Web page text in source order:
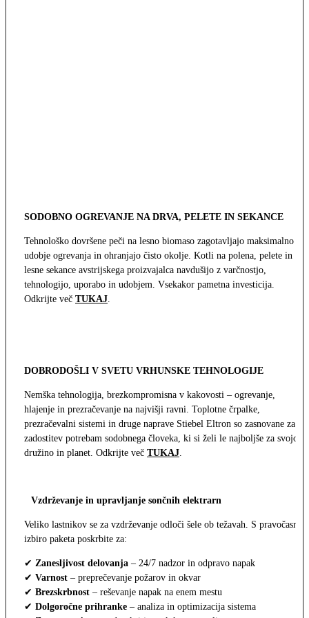
SODOBNO OGREVANJE NA DRVA, PELETE IN SEKANCE
Tehnološko dovršene peči na lesno biomaso zagotavljajo maksimalno
udobje ogrevanja in ohranjajo čisto okolje. Kotli na polena, pelete in
lesne sekance avstrijskega proizvajalca navdušijo z varčnostjo,
tehnologijo, uporabo in udobjem. Vsekakor pametna investicija.
Odkrijte več TUKAJ
DOBRODOŠLI V SVETU VRHUNSKE TEHNOLOGIJE
Nemška tehnologija, brezkompromisna v kakovosti – ogrevanje,
hlajenje in prezračevanje na najvišji ravni. Toplotne črpalke,
prezračevalni sistemi in druge naprave Stiebel Eltron so zasnovane za
zadostitev potrebam sodobnega človeka, ki si želi le najboljše za svojo
družino in planet. Odkrijte več TUKAJ
Vzdrževanje in upravljanje sončnih elektrarn
Veliko lastnikov se za vzdrževanje odloči šele ob težavah. S pravočasno
izbiro paketa poskrbite za:
✔ Zanesljivost delovanja – 24/7 nadzor in odpravo napak
✔ Varnost – preprečevanje požarov in okvar
✔ Brezskrbnost – reševanje napak na enem mestu
✔ Dolgoročne prihranke – analiza in optimizacija sistema